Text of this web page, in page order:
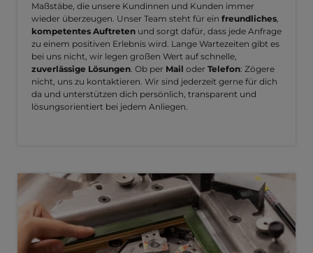
Maßstäbe, die unsere Kundinnen und Kunden immer
wieder überzeugen. Unser Team steht für ein freundliches,
kompetentes Auftreten und sorgt dafür, dass jede Anfrage
zu einem positiven Erlebnis wird. Lange Wartezeiten gibt es
bei uns nicht, wir legen großen Wert auf schnelle,
zuverlässige Lösungen. Ob per Mail oder Telefon: Zögere
nicht, uns zu kontaktieren. Wir sind jederzeit gerne für dich
da und unterstützen dich persönlich, transparent und
lösungsorientiert bei jedem Anliegen.